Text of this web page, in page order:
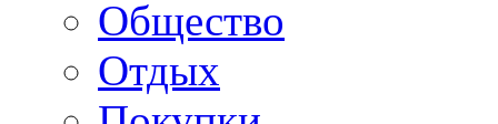
Общество
Отдых